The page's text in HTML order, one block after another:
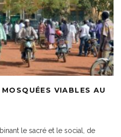
VIABLES AU
le sacré et le social, de